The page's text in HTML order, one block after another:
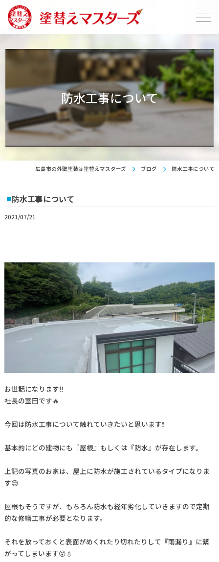
防水工事について
広島市の外壁塗装は塗替えマスターズ ブログ 防水工事について
防水工事について
2021/07/21
お世話になります‼️
社長の室田です🔥
今回は防水工事について触れていきたいと思います❗️
基本的にどの建物にも『屋根』もしくは『防水』が存在します。
上記の写真のお家は、屋上に防水が施工されているタイプになりま
す😊
屋根もそうですが、もちろん防水も経年劣化していきますので定期
的な修繕工事が必要となります。
それを放っておくと表面がめくれたり切れたりして『雨漏り』に繋
がってしまいます😵💧